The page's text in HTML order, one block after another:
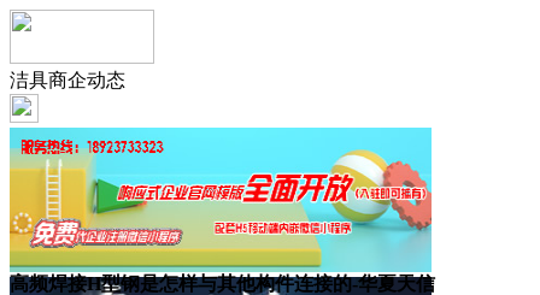
洁具商企动态
高频焊接H型钢是怎样与其他构件连接的-华夏天信